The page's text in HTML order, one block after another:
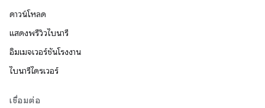
ดาวน์โหลด
แสดงพรีวิวไบนารี
อิมเมจเวอร์ชันโรงงาน
ไบนารีไดรเวอร์
เชื่อมต่อ